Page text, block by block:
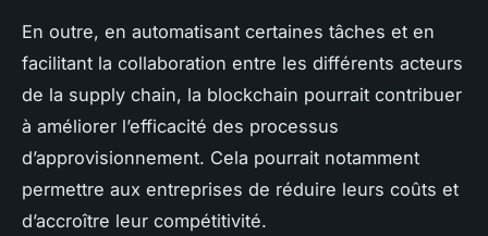
En outre, en automatisant certaines tâches et en
facilitant la collaboration entre les différents acteurs
de la supply chain, la blockchain pourrait contribuer
à améliorer l’efficacité des processus
d’approvisionnement. Cela pourrait notamment
permettre aux entreprises de réduire leurs coûts et
d’accroître leur compétitivité.